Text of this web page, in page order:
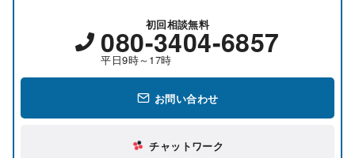
初回相談無料
080-3404-6857
平日9時～17時
お問い合わせ
チャットワーク